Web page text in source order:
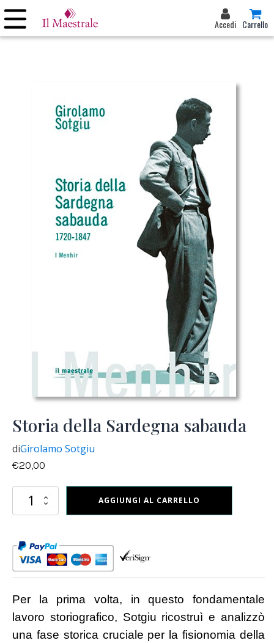
Accedi Carrello
Storia della Sardegna sabauda
diGirolamo Sotgiu
€20,00
Storia
quantità
AGGIUNGI AL CARRELLO
Per la prima volta, in questo fondamentale
lavoro storiografico, Sotgiu ricostruì e analizzò
una fase storica cruciale per la fisionomia della